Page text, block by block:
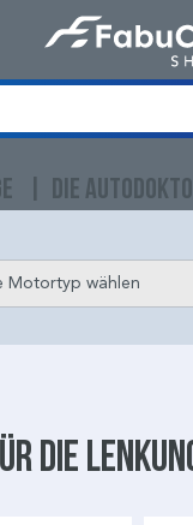
DIE
Motortyp wählen
die